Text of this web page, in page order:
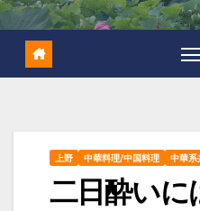
上野 中華料理/中国料理 中華系
二日酔いに